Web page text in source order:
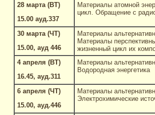
28 марта (ВТ)
15.00 ауд.337
Материалы атомной
цикл. Обращение с
30 марта (ЧТ)
15.00, ауд 446
Материалы
Материалы
жизненный цикл их
4 апреля (ВТ)
16.45, ауд.311
Материалы
Водородная энергетика
6 апреля (ЧТ)
15.00, ауд.446
Материалы
Электрохимические